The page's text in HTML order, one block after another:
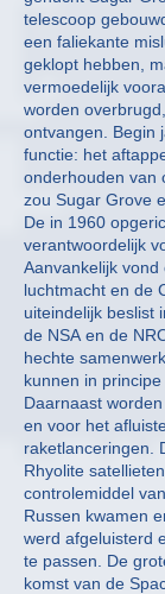
telescoop
een faliekante
geklopt hebben,
vermoedelijk
worden
ontvangen. Begin
functie: het
onderhouden van
zou Sugar Grove
De in 1960
verantwoordelijk
Aanvankelijk
luchtmacht en de
uiteindelijk beslist
de NSA en de
hechte
kunnen in
Daarnaast
en voor het
raketlanceringen.
Rhyolite
controlemiddel
Russen kwamen
werd afgeluisterd
te passen. De
komst van de